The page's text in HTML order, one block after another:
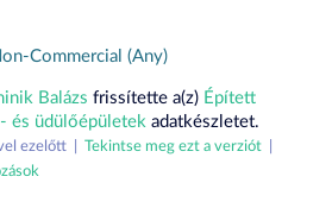
Commercial (Any)
Balázs frissítette a(z) Épített
és üdülőépületek adatkészletet.
ezelőtt | Tekintse meg ezt a verziót